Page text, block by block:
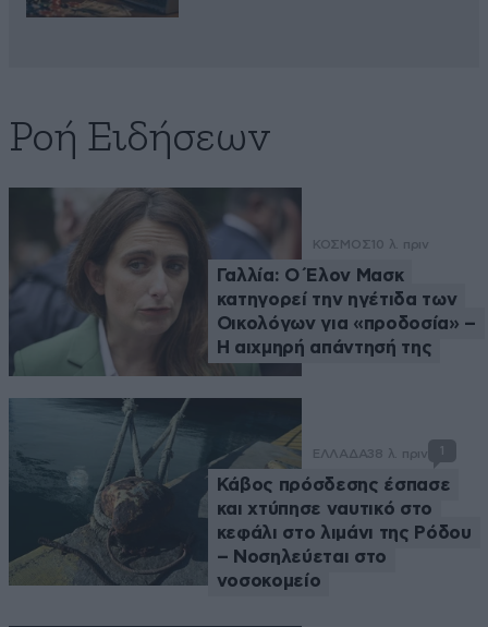
Ροή Ειδήσεων
ΚΟΣΜΟΣ 10 λ. πριν
Γαλλία: Ο Έλον Μασκ
κατηγορεί την ηγέτιδα των
Οικολόγων για «προδοσία» –
Η αιχμηρή απάντησή της
ΕΛΛΑΔΑ38 λ. πριν 1
Κάβος πρόσδεσης έσπασε
και χτύπησε ναυτικό στο
κεφάλι στο λιμάνι της Ρόδου
– Νοσηλεύεται στο
νοσοκομείο